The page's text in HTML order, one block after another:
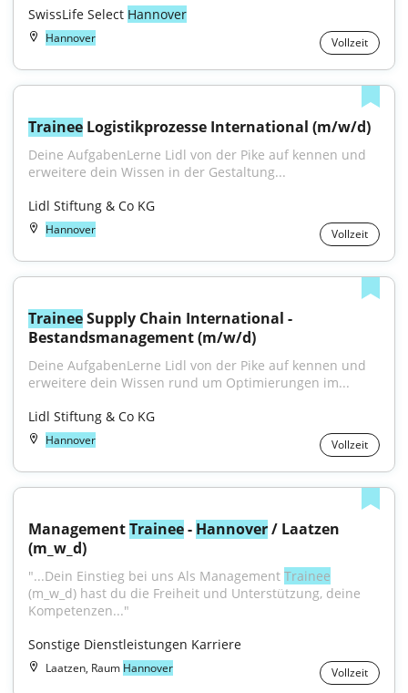
SwissLife Select Hannover
Hannover Vollzeit
Trainee Logistikprozesse International (m/w/d)
Deine AufgabenLerne Lidl von der Pike auf kennen und
erweitere dein Wissen in der Gestaltung...
Lidl Stiftung & Co KG
Hannover Vollzeit
Trainee Supply Chain International -
Bestandsmanagement (m/w/d)
Deine AufgabenLerne Lidl von der Pike auf kennen und
erweitere dein Wissen rund um Optimierungen im...
Lidl Stiftung & Co KG
Hannover Vollzeit
Management Trainee - Hannover / Laatzen
(m_w_d)
"...Dein Einstieg bei uns Als Management Trainee
(m_w_d) hast du die Freiheit und Unterstützung, deine
Kompetenzen..."
Sonstige Dienstleistungen Karriere
Laatzen, Raum Hannover Vollzeit